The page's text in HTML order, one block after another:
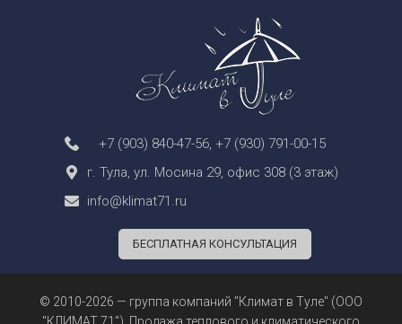
+7 (903) 840-47-56 +7 (930) 791-00-15
г. Тула, ул. Мосина 29, офис 308 (3 этаж)
info@klimat71.ru
БЕСПЛАТНАЯ КОНСУЛЬТАЦИЯ
© 2010-2026 — группа компаний "Климат в Туле" (ООО
"КЛИМАТ 71"). Продажа теплового и климатического